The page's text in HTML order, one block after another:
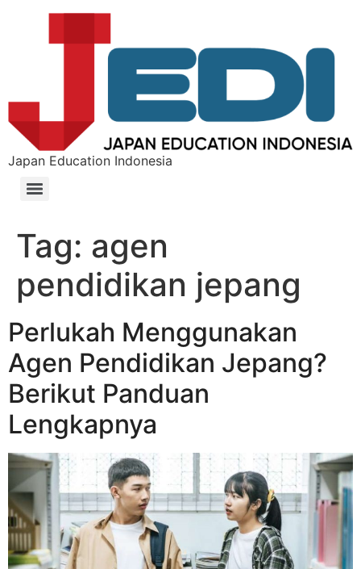
Japan Education Indonesia
Tag: agen
pendidikan jepang
Perlukah Menggunakan
Agen Pendidikan Jepang?
Berikut Panduan
Lengkapnya